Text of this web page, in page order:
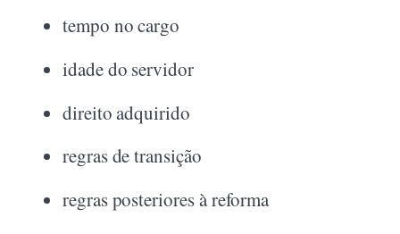
tempo no cargo
idade do servidor
direito adquirido
regras de transição
regras posteriores à reforma